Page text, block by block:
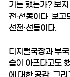
기는 했는가? 보
전·선동이다. 보고
선전·선동이다.
디지털국장과 부
슴이 아프다고도
에 대한 공감, 그